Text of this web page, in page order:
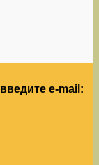
e-mail: